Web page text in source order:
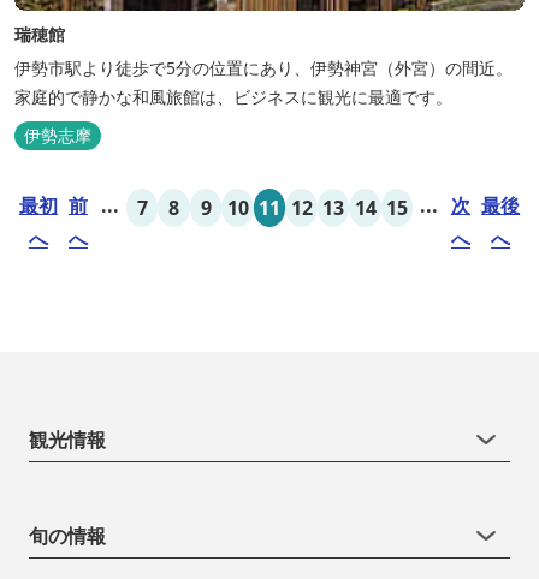
瑞穂館
伊勢市駅より徒歩で5分の位置にあり、伊勢神宮（外宮）の間近。
家庭的で静かな和風旅館は、ビジネスに観光に最適です。
伊勢志摩
最初
へ
前
へ
... 7 8 9 10 11 12 13 14 15 ... 次
へ
最後
へ
観光情報
旬の情報